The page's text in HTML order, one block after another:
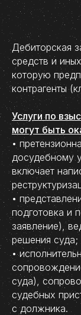
Дебиторская
средств и
которую
контрагенты
Услуги по
могут быть
•
досудебному
включает
•
подготовка и
заявление),
решения суда;
•
суда),
судебных
с должника.